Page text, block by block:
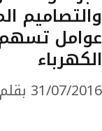
والتصاميم
عوامل
الكهرباء
31/07/2016 بقلم